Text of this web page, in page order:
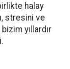
halay
stresini ve
yıllardır